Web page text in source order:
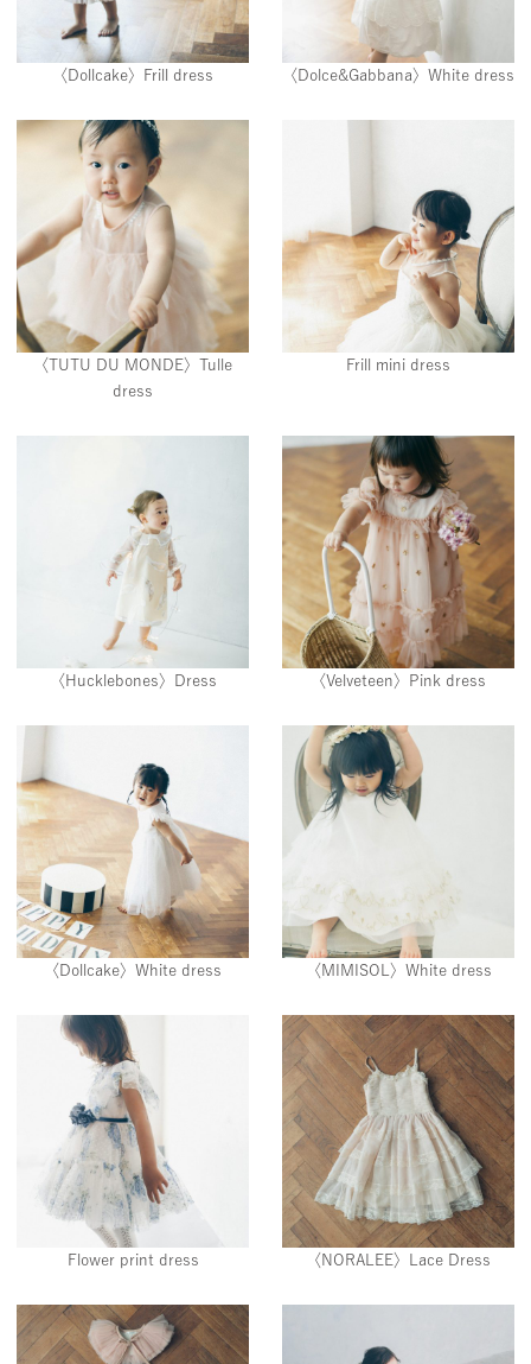
〈Dollcake〉Frill dress 〈Dolce&Gabbana〉White dress
〈TUTU DU MONDE〉Tulle
dress
Frill mini dress
〈Hucklebones〉Dress 〈Velveteen〉Pink dress
〈Dollcake〉White dress 〈MIMISOL〉White dress
Flower print dress 〈NORALEE〉Lace Dress